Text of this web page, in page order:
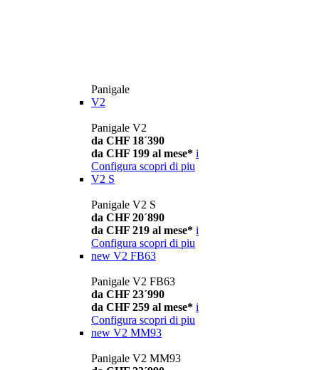
Panigale
V2
Panigale V2
da CHF 18´390
da CHF 199 al mese* i
Configura scopri di piu
V2 S
Panigale V2 S
da CHF 20´890
da CHF 219 al mese* i
Configura scopri di piu
new V2 FB63
Panigale V2 FB63
da CHF 23´990
da CHF 259 al mese* i
Configura scopri di piu
new V2 MM93
Panigale V2 MM93